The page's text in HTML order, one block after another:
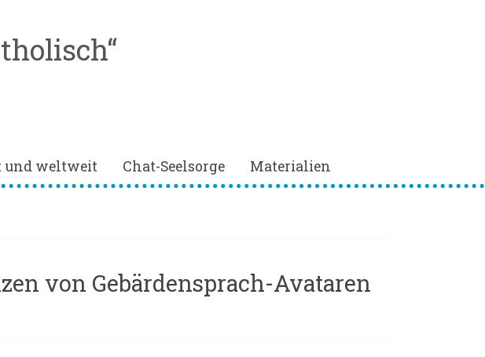
und weltweit Chat-Seelsorge Materialien
von Gebärdensprach-Avataren